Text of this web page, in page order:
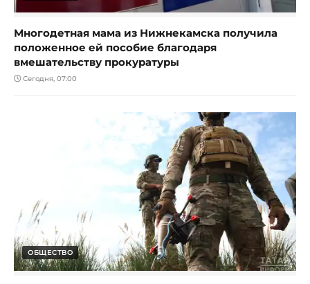
Многодетная мама из Нижнекамска получила
положенное ей пособие благодаря
вмешательству прокуратуры
Сегодня, 07:00
ОБЩЕСТВО